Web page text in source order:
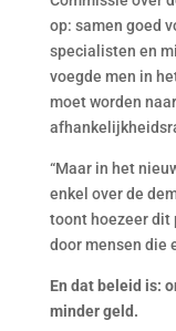
op: samen goed
specialisten en
voegde men in
moet worden
“Maar in het
enkel over de
toont hoezeer dit
door mensen die
En dat beleid is:
minder geld.